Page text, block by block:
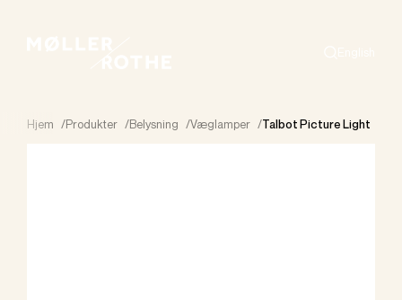
Hjem /Produkter /Belysning /Væglamper /Talbot Picture Light